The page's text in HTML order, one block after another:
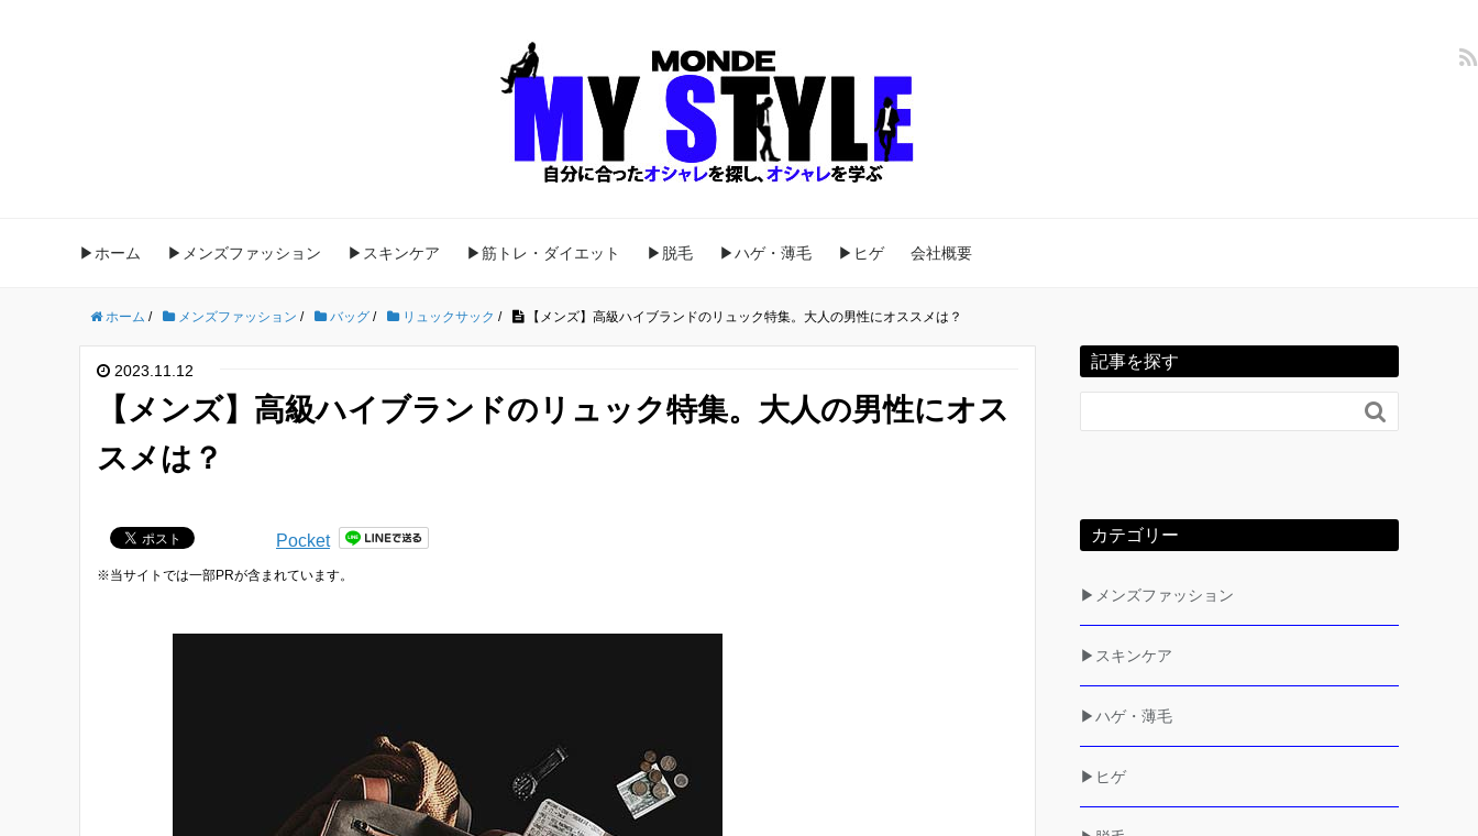
▶ホーム ▶メンズファッション ▶スキンケア ▶筋トレ・ダイエット ▶脱毛 ▶ハゲ・薄毛 ▶ヒゲ 会社概要
ホーム / メンズファッション / バッグ / リュックサック / 【メンズ】高級ハイブランドのリュック特集。大人の男性にオススメは？
2023.11.12
【メンズ】高級ハイブランドのリュック特集。大人の男性にオス
スメは？
Pocket
※当サイトでは一部PRが含まれています。
記事を探す

カテゴリー
▶メンズファッション
▶スキンケア
▶ハゲ・薄毛
▶ヒゲ